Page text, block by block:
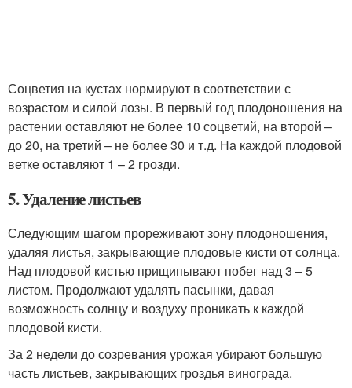
Соцветия на кустах нормируют в соответствии с
возрастом и силой лозы. В первый год плодоношения на
растении оставляют не более 10 соцветий, на второй –
до 20, на третий – не более 30 и т.д. На каждой плодовой
ветке оставляют 1 – 2 грозди.
5. Удаление листьев
Следующим шагом прореживают зону плодоношения,
удаляя листья, закрывающие плодовые кисти от солнца.
Над плодовой кистью прищипывают побег над 3 – 5
листом. Продолжают удалять пасынки, давая
возможность солнцу и воздуху проникать к каждой
плодовой кисти.
За 2 недели до созревания урожая убирают большую
часть листьев, закрывающих гроздья винограда.